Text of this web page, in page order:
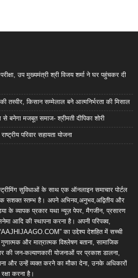
उप मुख्यमंत्री श्री विजय शर्मा ने घर पहुंचकर दी
तस्वीर, किसान सम्मेलाल बने आत्मनिर्भरता की मिसाल
बनेगा मजबूत समाज- श्रीमती दीपिका शोरी
परिवार सहायता योजना
सुविधाओं के साथ एक ऑनलाइन समाचार पोर्टल
सशक्त स्तम्भ है। अपने अभिनव,अनुभव,अद्वितीय और
के व्यापक प्रकार यथा न्यूज़ पेपर, मैगजीन, प्रसारण
आदि की स्थापना करना है। अपनी परिपक्व,
का उद्देश्य देशहित में सच्ची
और मात्रात्मक विश्लेषण बताना, सामाजिक
जन-कल्याणकारी योजनाओं पर प्रकाश डालना,
और उन्हें व्यक्त करने का मौका देना, उनके अधिकारों
करना है।